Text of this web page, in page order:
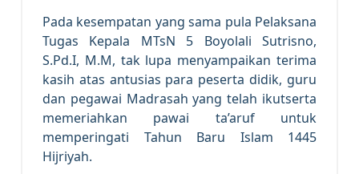
Pada kesempatan yang sama pula Pelaksana
Tugas Kepala MTsN 5 Boyolali Sutrisno,
S.Pd.I, M.M, tak lupa menyampaikan terima
kasih atas antusias para peserta didik, guru
dan pegawai Madrasah yang telah ikutserta
memeriahkan pawai ta’aruf untuk
memperingati Tahun Baru Islam 1445
Hijriyah.